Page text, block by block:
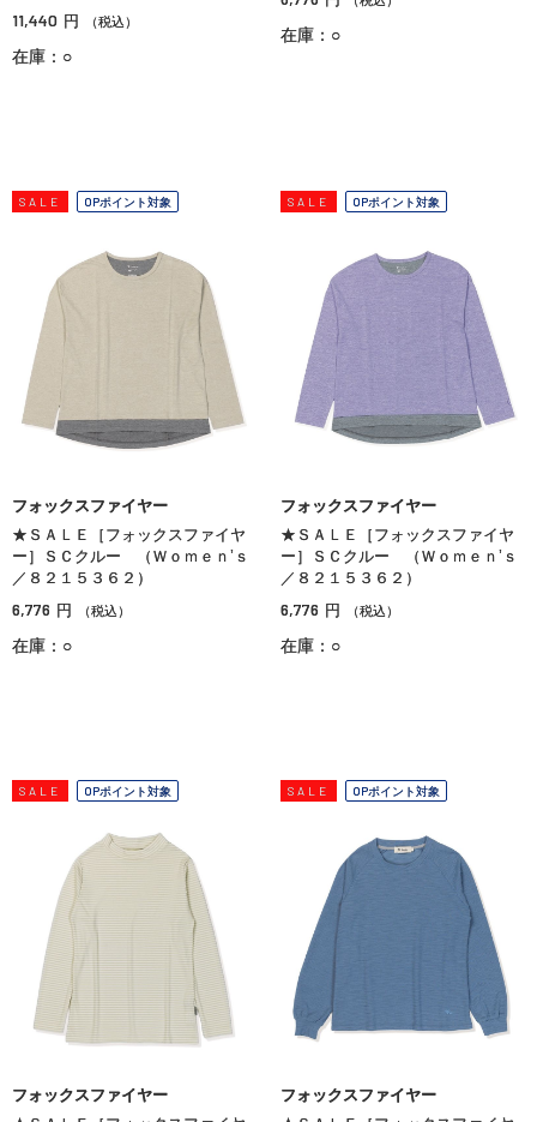
11,440 円 （税込）
在庫：○
在庫：○
SALE OPポイント対象
フォックスファイヤー
★ＳＡＬＥ［フォックスファイヤ
ー］ＳＣクルー （Ｗｏｍｅｎ’ｓ
／８２１５３６２）
6,776 円 （税込）
在庫：○
SALE OPポイント対象
フォックスファイヤー
★ＳＡＬＥ［フォックスファイヤ
ー］ＳＣクルー （Ｗｏｍｅｎ’ｓ
／８２１５３６２）
6,776 円 （税込）
在庫：○
SALE OPポイント対象
フォックスファイヤー
SALE OPポイント対象
フォックスファイヤー